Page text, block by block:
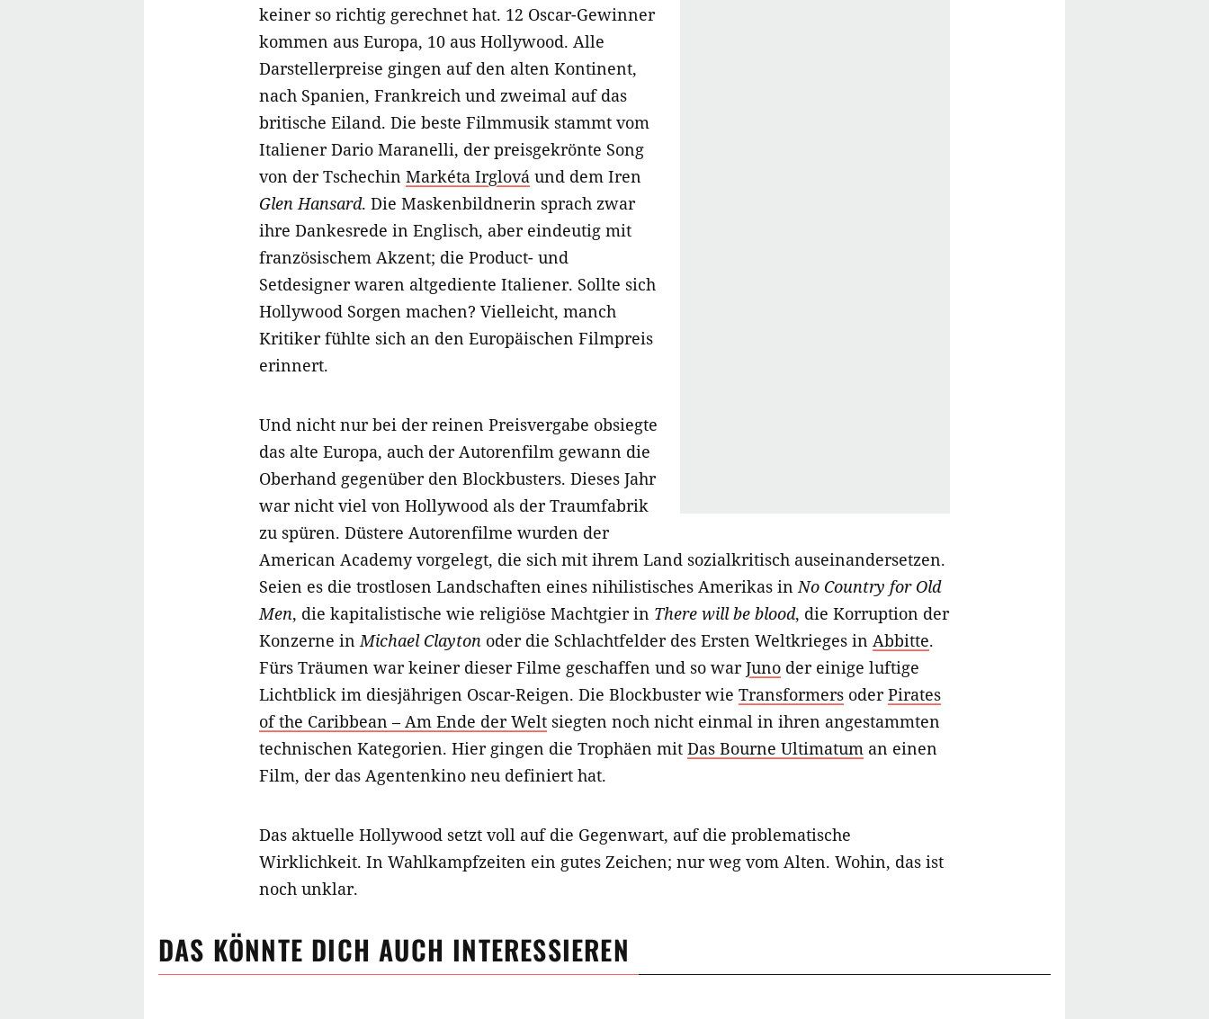
keiner so richtig gerechnet hat. 12 Oscar-Gewinner
kommen aus Europa, 10 aus Hollywood. Alle
Darstellerpreise gingen auf den alten Kontinent,
nach Spanien, Frankreich und zweimal auf das
britische Eiland. Die beste Filmmusik stammt vom
Italiener Dario Maranelli, der preisgekrönte Song
von der Tschechin Markéta Irglová und dem Iren
Glen Hansard. Die Maskenbildnerin sprach zwar
ihre Dankesrede in Englisch, aber eindeutig mit
französischem Akzent; die Product- und
Setdesigner waren altgediente Italiener. Sollte sich
Hollywood Sorgen machen? Vielleicht, manch
Kritiker fühlte sich an den Europäischen Filmpreis
erinnert.
Und nicht nur bei der reinen Preisvergabe obsiegte
das alte Europa, auch der Autorenfilm gewann die
Oberhand gegenüber den Blockbusters. Dieses Jahr
war nicht viel von Hollywood als der Traumfabrik
zu spüren. Düstere Autorenfilme wurden der
American Academy vorgelegt, die sich mit ihrem Land sozialkritisch auseinandersetzen.
Seien es die trostlosen Landschaften eines nihilistisches Amerikas inNo Country for Old
Men, die kapitalistische wie religiöse Machtgier in There will be blood, die Korruption der
Konzerne inMichael Clayton oder die Schlachtfelder des Ersten Weltkrieges in Abbitte.
Fürs Träumen war keiner dieser Filme geschaffen und so warJuno der einige luftige
Lichtblick im diesjährigen Oscar-Reigen. Die Blockbuster wie Transformers oderPirates
of the Caribbean – Am Ende der Welt siegten noch nicht einmal in ihren angestammten
technischen Kategorien. Hier gingen die Trophäen mit Das Bourne Ultimatum an einen
Film, der das Agentenkino neu definiert hat.
Das aktuelle Hollywood setzt voll auf die Gegenwart, auf die problematische
Wirklichkeit. In Wahlkampfzeiten ein gutes Zeichen; nur weg vom Alten. Wohin, das ist
noch unklar.
DAS KÖNNTE DICH AUCH INTERESSIEREN